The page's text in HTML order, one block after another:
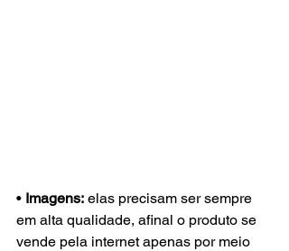
• Imagens: elas precisam ser sempre
em alta qualidade, afinal o produto se
vende pela internet apenas por meio